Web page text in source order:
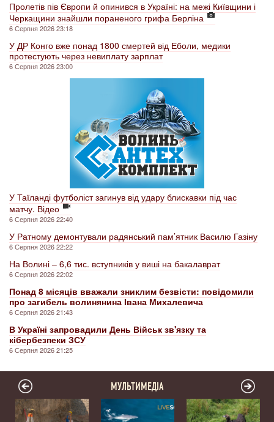
Пролетів пів Європи й опинився в Україні: на межі Київщини і
Черкащини знайшли пораненого грифа Берліна
6 Серпня 2026 23:18
У ДР Конго вже понад 1800 смертей від Еболи, медики
протестують через невиплату зарплат
6 Серпня 2026 23:00
У Таїланді футболіст загинув від удару блискавки під час
матчу. Відео
6 Серпня 2026 22:40
У Ратному демонтували радянський пам’ятник Василю Газіну
6 Серпня 2026 22:22
На Волині – 6,6 тис. вступників у виші на бакалаврат
6 Серпня 2026 22:02
Понад 8 місяців вважали зниклим безвісти: повідомили
про загибель волинянина Івана Михалевича
6 Серпня 2026 21:43
В Україні запровадили День Військ зв'язку та
кібербезпеки ЗСУ
6 Серпня 2026 21:25
МУЛЬТИМЕДІА